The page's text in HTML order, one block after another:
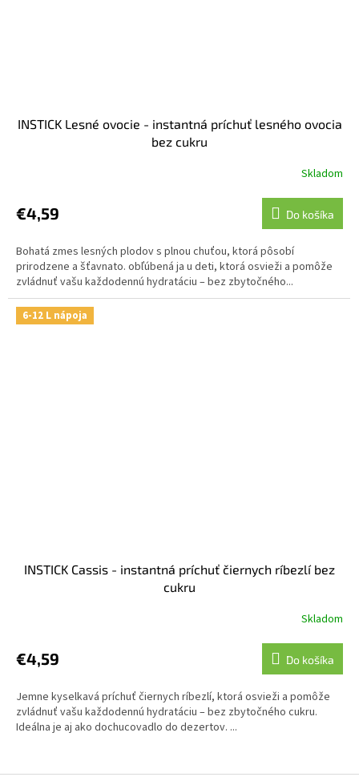
INSTICK Lesné ovocie - instantná príchuť lesného ovocia
bez cukru
Skladom
€4,59 Do košíka
Bohatá zmes lesných plodov s plnou chuťou, ktorá pôsobí
prirodzene a šťavnato. obľúbená ja u deti, ktorá osvieži a pomôže
zvládnuť vašu každodennú hydratáciu – bez zbytočného...
6-12 L nápoja
INSTICK Cassis - instantná príchuť čiernych ríbezlí bez
cukru
Skladom
€4,59 Do košíka
Jemne kyselkavá príchuť čiernych ríbezlí, ktorá osvieži a pomôže
zvládnuť vašu každodennú hydratáciu – bez zbytočného cukru.
Ideálna je aj ako dochucovadlo do dezertov. ...